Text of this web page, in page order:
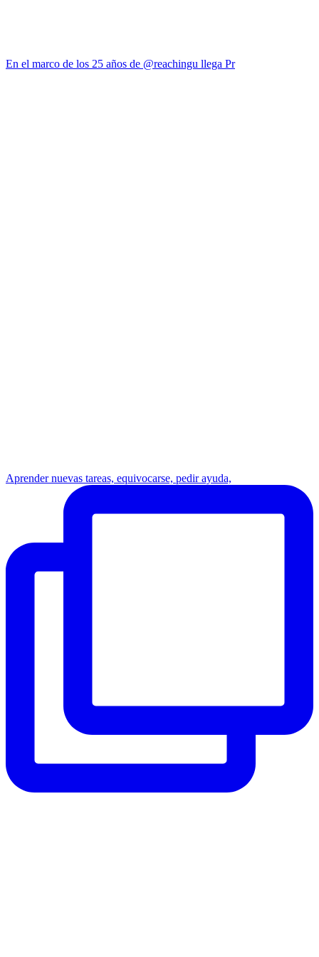
En el marco de los 25 años de @reachingu llega Pr
Aprender nuevas tareas, equivocarse, pedir ayuda,